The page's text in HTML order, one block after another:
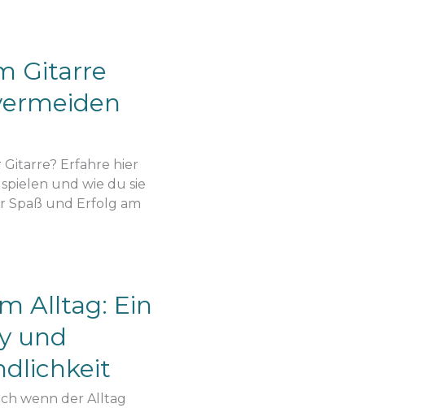
Gitarre
Erfahre hier
und wie du sie
Spaß und Erfolg am
Alltag: Ein
und
wenn der Alltag